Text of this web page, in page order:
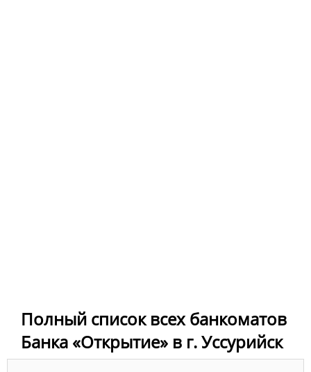
Полный список всех банкоматов
Банка «Открытие» в г. Уссурийск